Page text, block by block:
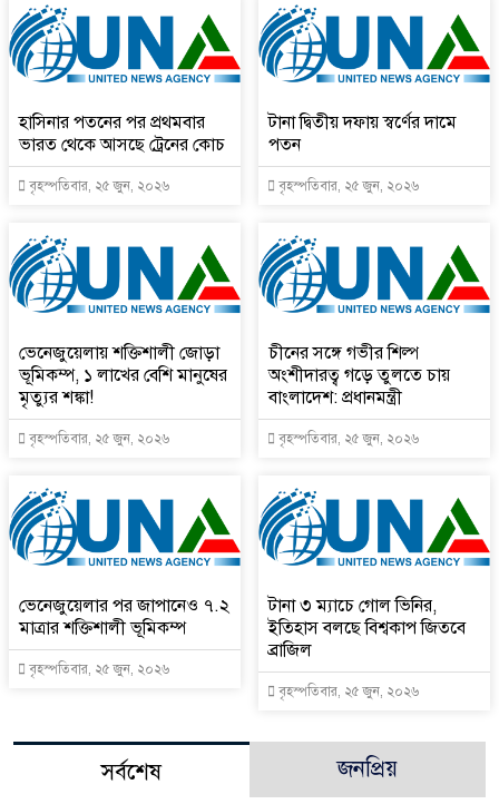
হাসিনার পতনের পর প্রথমবার
ভারত থেকে আসছে ট্রেনের কোচ
বৃহস্পতিবার, ২৫ জুন, ২০২৬
টানা দ্বিতীয় দফায় স্বর্ণের দামে
পতন
বৃহস্পতিবার, ২৫ জুন, ২০২৬
ভেনেজুয়েলায় শক্তিশালী জোড়া
ভূমিকম্প, ১ লাখের বেশি মানুষের
মৃত্যুর শঙ্কা!
বৃহস্পতিবার, ২৫ জুন, ২০২৬
চীনের সঙ্গে গভীর শিল্প
অংশীদারত্ব গড়ে তুলতে চায়
বাংলাদেশ: প্রধানমন্ত্রী
বৃহস্পতিবার, ২৫ জুন, ২০২৬
ভেনেজুয়েলার পর জাপানেও ৭.২
মাত্রার শক্তিশালী ভূমিকম্প
বৃহস্পতিবার, ২৫ জুন, ২০২৬
টানা ৩ ম্যাচে গোল ভিনির,
ইতিহাস বলছে বিশ্বকাপ জিতবে
ব্রাজিল
বৃহস্পতিবার, ২৫ জুন, ২০২৬
সর্বশেষ জনপ্রিয়